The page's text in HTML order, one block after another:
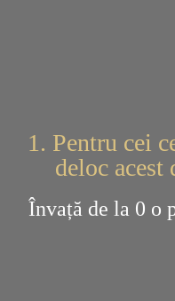
1. Pentru cei
deloc acest
Învață de la 0 o